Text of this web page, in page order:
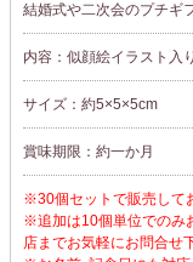
結婚式や二次会のプチギ
内容：似顔絵イラスト入
サイズ：約5×5×5cm
賞味期限：約一か月
※30個セットで販売して
※追加は10個単位でのみ
店までお気軽にお問合せ